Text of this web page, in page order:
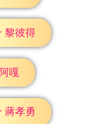
黎彼得
嘎
蔣孝勇